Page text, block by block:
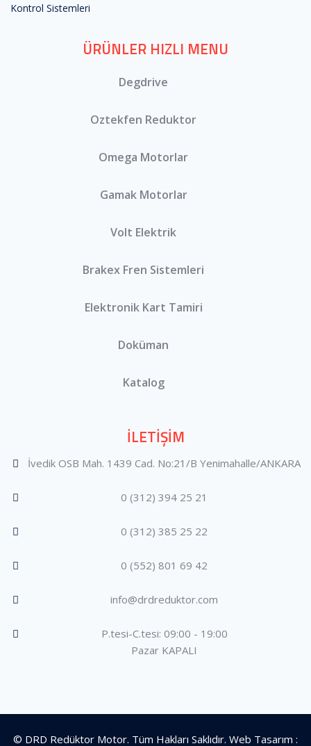
Kontrol Sistemleri
ÜRÜNLER HIZLI MENU
Degdrive
Oztekfen Reduktor
Omega Motorlar
Gamak Motorlar
Volt Elektrik
Brakex Fren Sistemleri
Elektronik Kart Tamiri
Doküman
Katalog
İLETİŞİM
İvedik OSB Mah. 1439 Cad. No:21/B Yenimahalle/ANKARA
0 (312) 394 25 21
0 (312) 385 25 22
0 (552) 801 69 42
info@drdreduktor.com
P.tesi-C.tesi: 09:00 - 19:00
Pazar KAPALI
© DRD Redüktor Motor. Tüm Hakları Saklıdır. Web Tasarım :